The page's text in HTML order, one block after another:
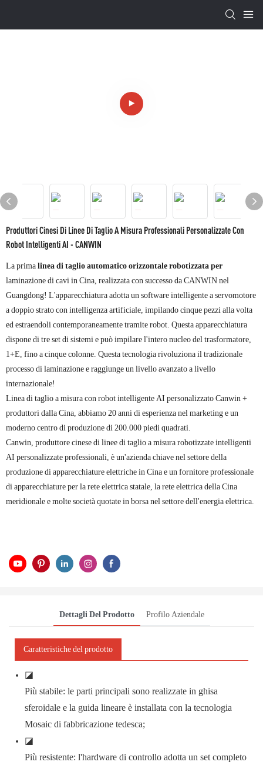
Produttori Cinesi Di Linee Di Taglio A Misura Professionali Personalizzate Con
Robot Intelligenti AI - CANWIN
La primalinea di taglio automatico orizzontale robotizzata per
laminazione di cavi in ​​Cina, realizzata con successo da CANWIN nel
Guangdong! L'apparecchiatura adotta un software intelligente a servomotore
a doppio strato con intelligenza artificiale, impilando cinque pezzi alla volta
ed estraendoli contemporaneamente tramite robot. Questa apparecchiatura
dispone di tre set di sistemi e può impilare l'intero nucleo del trasformatore,
1+E, fino a cinque colonne. Questa tecnologia rivoluziona il tradizionale
processo di laminazione e raggiunge un livello avanzato a livello
internazionale!
Linea di taglio a misura con robot intelligente AI personalizzato Canwin +
produttori dalla Cina, abbiamo 20 anni di esperienza nel marketing e un
moderno centro di produzione di 200.000 piedi quadrati.
Canwin, produttore cinese di linee di taglio a misura robotizzate intelligenti
AI personalizzate professionali, è un'azienda chiave nel settore della
produzione di apparecchiature elettriche in Cina e un fornitore professionale
di apparecchiature per la rete elettrica statale, la rete elettrica della Cina
meridionale e molte società quotate in borsa nel settore dell'energia elettrica.
Dettagli Del Prodotto Profilo Aziendale
Caratteristiche del prodotto
◪
Più stabile: le parti principali sono realizzate in ghisa
sferoidale e la guida lineare è installata con la tecnologia
Mosaic di fabbricazione tedesca;
◪
Più resistente: l'hardware di controllo adotta un set completo